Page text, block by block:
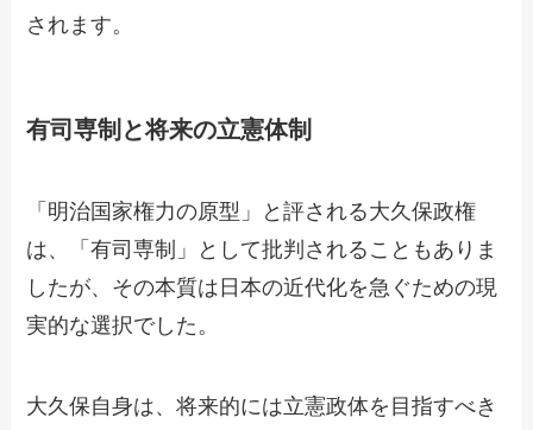
されます。
有司専制と将来の立憲体制
「明治国家権力の原型」と評される大久保政権
は、「有司専制」として批判されることもありま
したが、その本質は日本の近代化を急ぐための現
実的な選択でした。
大久保自身は、将来的には立憲政体を目指すべき